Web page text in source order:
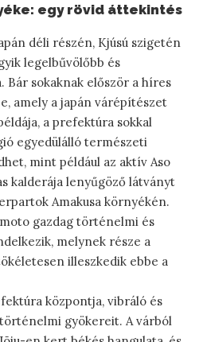
egy rövid áttekintés
déli részén, Kjúsú szigetén
legelbűvölőbb és
Bár sokaknak először a híres
amely a japán várépítészet
a prefektúra sokkal
egyedülálló természeti
mint például az aktív Aso
kalderája lenyűgöző látványt
Amakusa környékén.
gazdag történelmi és
melynek része a
illeszkedik ebbe a
központja, vibráló és
gyökereit. A várból